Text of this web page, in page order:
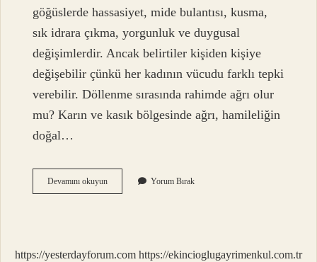
göğüslerde hassasiyet, mide bulantısı, kusma,
sık idrara çıkma, yorgunluk ve duygusal
değişimlerdir. Ancak belirtiler kişiden kişiye
değişebilir çünkü her kadının vücudu farklı tepki
verebilir. Döllenme sırasında rahimde ağrı olur
mu? Karın ve kasık bölgesinde ağrı, hamileliğin
doğal…
Devamını okuyunDöllenme
Sırasında
Yorum Bırak
https://yesterdayforum.com https://ekincioglugayrimenkul.com.tr